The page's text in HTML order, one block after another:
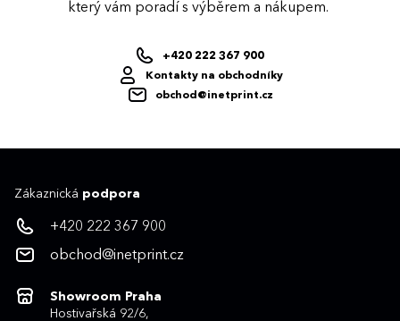
který vám poradí s výběrem a nákupem.
+420 222 367 900
Kontakty na obchodníky
obchod@inetprint.cz
Zákaznická podpora
+420 222 367 900
obchod@inetprint.cz
Showroom Praha
Hostivařská 92/6,